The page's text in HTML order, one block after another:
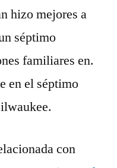
hizo mejores a
séptimo
familiares en.
en el séptimo
con